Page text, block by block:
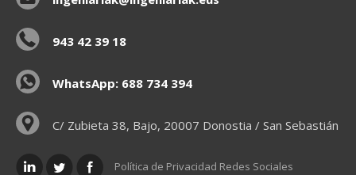
943 42 39 18
WhatsApp: 688 734 394
C/ Zubieta 38, Bajo, 20007 Donostia / San Sebastián
Política de Privacidad Redes Sociales